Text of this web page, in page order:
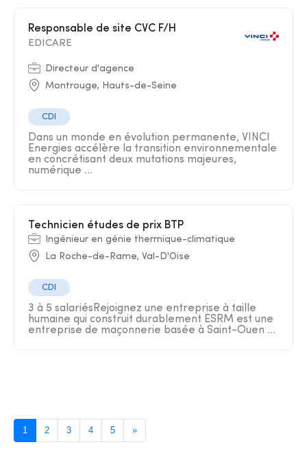
Responsable de site CVC F/H
EDICARE
Directeur d'agence
Montrouge, Hauts-de-Seine
CDI
Dans un monde en évolution permanente, VINCI
Energies accélère la transition environnementale
en concrétisant deux mutations majeures,
numérique ...
Technicien études de prix BTP
Ingénieur en génie thermique-climatique
La Roche-de-Rame, Val-D'Oise
CDI
3 à 5 salariésRejoignez une entreprise à taille
humaine qui construit durablement ESRM est une
entreprise de maçonnerie basée à Saint-Ouen ...
1 2 3 4 5 »